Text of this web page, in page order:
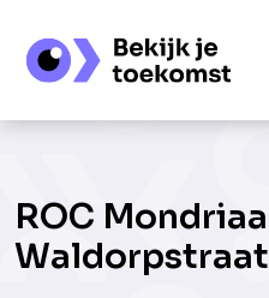
ROC
Waldorpstraat